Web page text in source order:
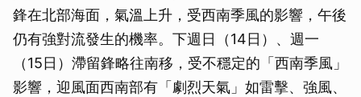
鋒在北部海面，氣溫上升，受西南季風的影響，午後
仍有強對流發生的機率。下週日（14日）、週一
（15日）滯留鋒略往南移，受不穩定的「西南季風」
影響，迎風面西南部有「劇烈天氣」如雷擊、強風、